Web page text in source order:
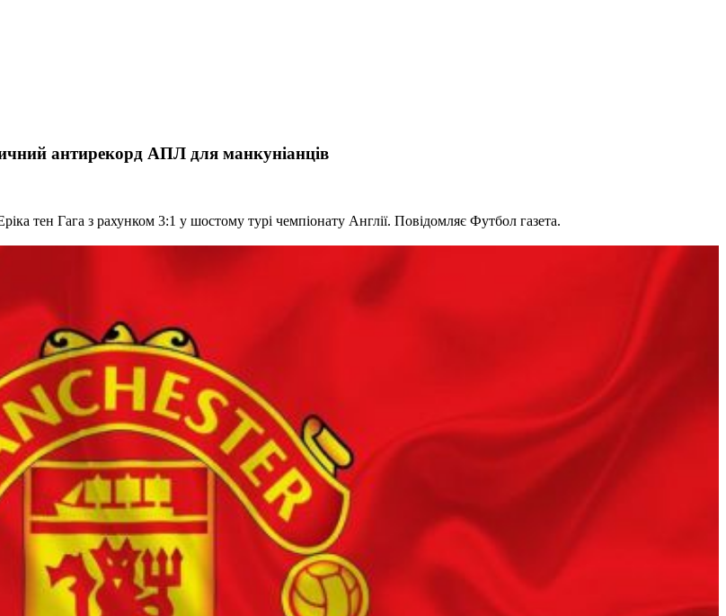
антирекорд АПЛ для манкуніанців
тен Гага з рахунком 3:1 у шостому турі чемпіонату Англії. Повідомляє Футбол газета.